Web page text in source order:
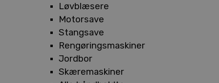
Løvblæsere
Motorsave
Stangsave
Rengøringsmaskiner
Jordbor
Skæremaskiner